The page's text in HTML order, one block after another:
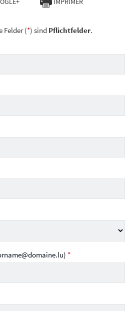
Felder (*) sind Pflichtfelder.
*